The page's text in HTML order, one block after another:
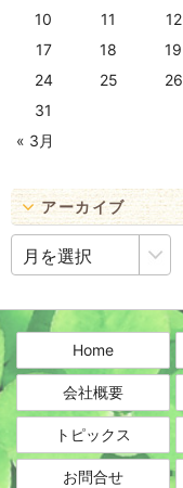
10
11 12
17
18 19
24
25 26
31
« 3月
アーカイブ
ア
ー
カ
ブ
Home
会社概要
トピックス
お問合せ